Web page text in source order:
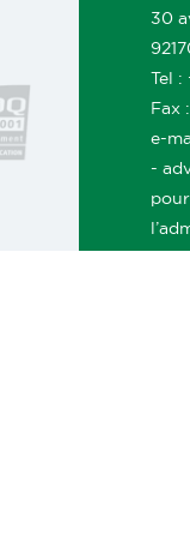
30
Tel :
Fax
e-
-